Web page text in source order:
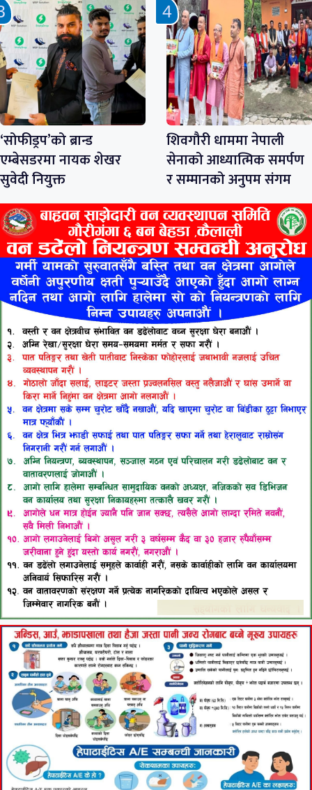
‘सोफीड्रप’को ब्रान्ड
एम्बेसडरमा नायक शेखर
सुवेदी नियुक्त
शिवगौरी धाममा नेपाली
सेनाको आध्यात्मिक समर्पण
र सम्मानको अनुपम संगम